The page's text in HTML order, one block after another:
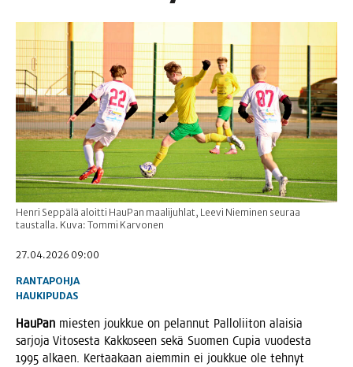
Henri Seppälä aloitti HauPan maalijuhlat, Leevi Nieminen seuraa
taustalla. Kuva: Tommi Karvonen
27.04.2026 09:00
RANTAPOHJA
HAUKIPUDAS
Hau­Pan mies­ten jouk­kue on pelan­nut Pal­lo­lii­ton alai­sia
sar­jo­ja Vito­ses­ta Kak­ko­seen sekä Suo­men Cupia vuo­des­ta
1995 alkaen. Ker­taa­kaan aiem­min ei jouk­kue ole teh­nyt